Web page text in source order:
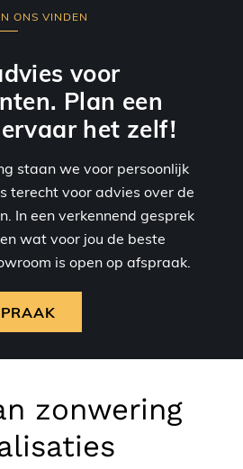
ONS VINDEN
voor
Plan een
het zelf!
staan we voor persoonlijk
terecht voor advies over de
In een verkennend gesprek
wat voor jou de beste
is open op afspraak.
zonwering